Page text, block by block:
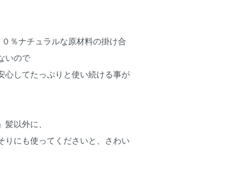
％ナチュラルな原材料の掛け合
いので
心してたっぷりと使い続ける事が
以外に、
りにも使ってくださいと、さわい